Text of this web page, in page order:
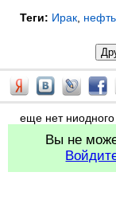
Теги: Ирак нефть
еще нет ниодного
Вы не